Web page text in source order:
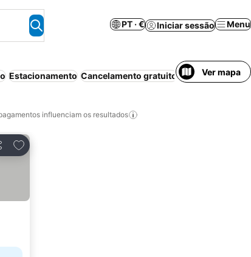
PT · € Iniciar sessão Menu
Estacionamento Cancelamento gratuito Ver mapa
influenciam os resultados
Adicionar aos favoritos